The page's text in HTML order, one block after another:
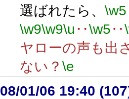
選ばれたら、 \w5
\w9\w9\u ‥\w5‥
ヤローの声も出
ない？ \e
08/01/06 19:40